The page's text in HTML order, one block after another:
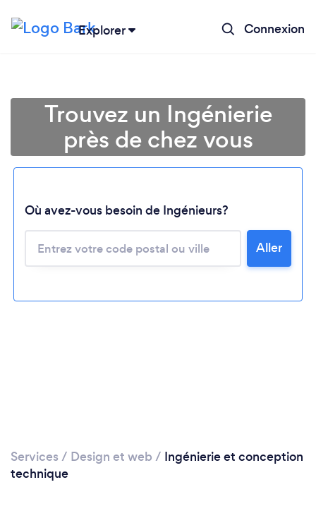
Explorer Connexion
Chargement...
Veuillez patienter...
Trouvez un Ingénierie
près de chez vous
Où avez-vous besoin de Ingénieurs?
Aller
Services / Design et web / Ingénierie et conception
technique